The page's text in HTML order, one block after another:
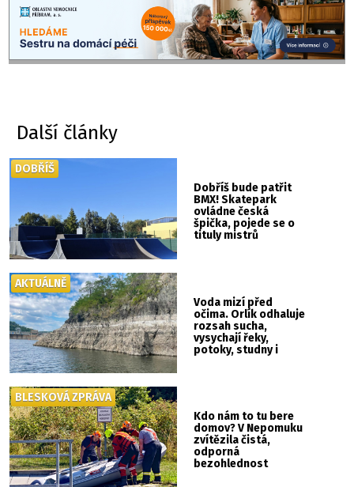
Další články
Dobříš bude patřit
BMX! Skatepark
ovládne česká
špička, pojede se o
tituly mistrů
DOBŘÍŠ
Voda mizí před
očima. Orlík odhaluje
rozsah sucha,
vysychají řeky,
potoky, studny i
AKTUÁLNĚ
Kdo nám to tu bere
domov? V Nepomuku
zvítězila čistá,
odporná
bezohlednost
BLESKOVÁ ZPRÁVA